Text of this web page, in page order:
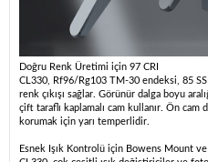
Doğru Renk Üretimi için 97 CRI
CL330, Rf96/Rg103 TM-30 endeksi, 85
renk çıkışı sağlar. Görünür dalga boyu
çift taraflı kaplamalı cam kullanır. Ön cam
korumak için yarı temperlidir.
Esnek Işık Kontrolü için Bowens Mount